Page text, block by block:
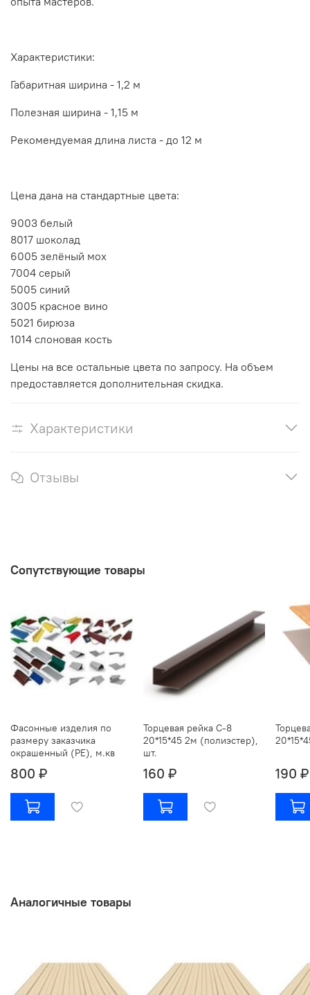
Характеристики:
Габаритная ширина - 1,2 м
Полезная ширина - 1,15 м
Рекомендуемая длина листа - до 12 м
Цена дана на стандартные цвета:
9003 белый
8017 шоколад
6005 зелёный мох
7004 серый
5005 синий
3005 красное вино
5021 бирюза
1014 слоновая кость
Цены на все остальные цвета по запросу. На объем
предоставляется дополнительная скидка.
Характеристики
Отзывы
Сопутствующие товары
Фасонные изделия по
размеру заказчика
окрашенный (РЕ), м.кв
800 ₽
Торцевая рейка С-8
20*15*45 2м (полиэстер),
шт.
160 ₽ 190 ₽
Аналогичные товары